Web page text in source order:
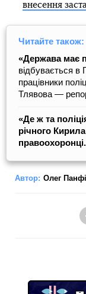
внесення
Читайте також:
«Держава має
відбувається
працівники
Тлявова —
«Де ж та
річного
правоохоронці.
Автор: Олег